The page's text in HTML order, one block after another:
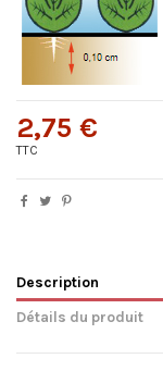
2,75 €
TTC
Description
Détails du produit